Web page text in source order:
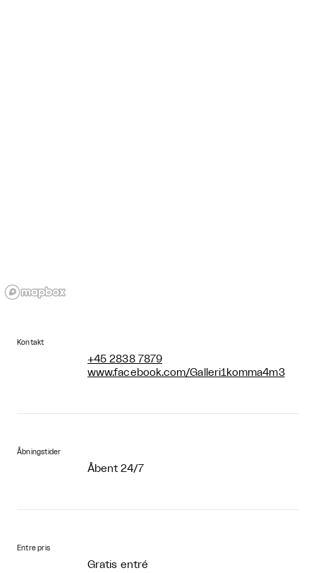
Kontakt
+45 2838 7879
www.facebook.com/Galleri1komma4m3
Åbningstider
Åbent 24/7
Entre pris
Gratis entré